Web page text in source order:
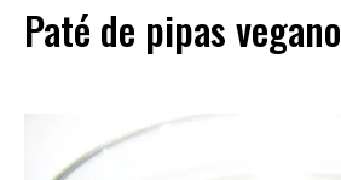
Paté de pipas vegano